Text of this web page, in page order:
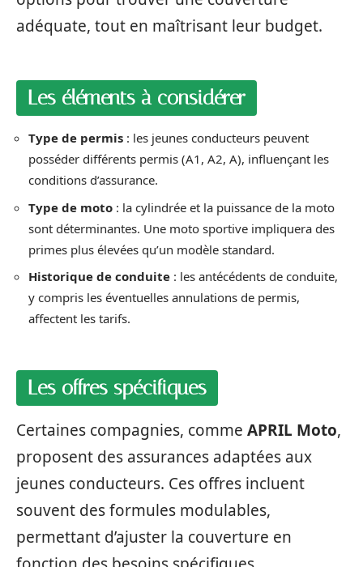
adéquate, tout en maîtrisant leur budget.
Les éléments à considérer
Type de permis : les jeunes conducteurs peuvent
posséder différents permis (A1, A2, A), influençant les
conditions d’assurance.
Type de moto : la cylindrée et la puissance de la moto
sont déterminantes. Une moto sportive impliquera des
primes plus élevées qu’un modèle standard.
Historique de conduite : les antécédents de conduite,
y compris les éventuelles annulations de permis,
affectent les tarifs.
Les offres spécifiques
Certaines compagnies, comme APRIL Moto,
proposent des assurances adaptées aux
jeunes conducteurs. Ces offres incluent
souvent des formules modulables,
permettant d’ajuster la couverture en